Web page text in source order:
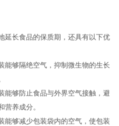
长食品的保质期，还具有以下优
够隔绝空气，抑制微生物的生长
够防止食品与外界空气接触，避
营养成分。
够减少包装袋内的空气，使包装